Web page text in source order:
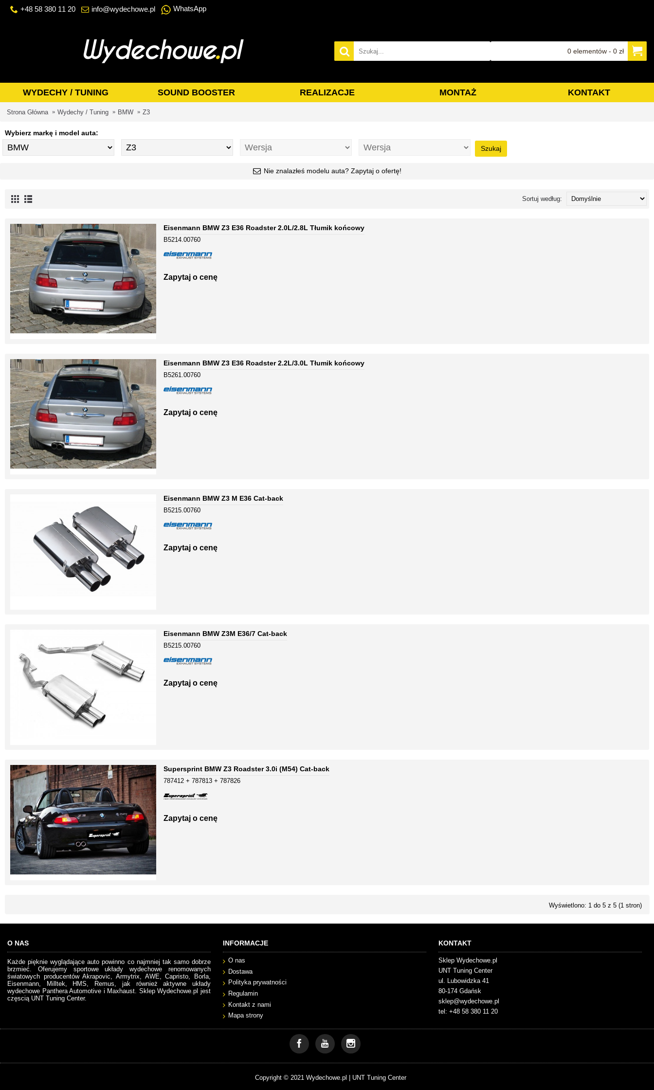
+48 58 380 11 20 info@wydechowe.pl WhatsApp
0 elementów - 0 zł
WYDECHY / TUNING SOUND BOOSTER REALIZACJE MONTAŻ KONTAKT
Strona Główna Wydechy / Tuning BMW Z3
Wybierz markę i model auta:
Szukaj
Nie znalazłeś modelu auta? Zapytaj o ofertę!
Sortuj według:
Eisenmann BMW Z3 E36 Roadster 2.0L/2.8L Tłumik końcowy
B5214.00760
Zapytaj o cenę
Eisenmann BMW Z3 E36 Roadster 2.2L/3.0L Tłumik końcowy
B5261.00760
Zapytaj o cenę
Eisenmann BMW Z3 M E36 Cat-back
B5215.00760
Zapytaj o cenę
Eisenmann BMW Z3M E36/7 Cat-back
B5215.00760
Zapytaj o cenę
Supersprint BMW Z3 Roadster 3.0i (M54) Cat-back
787412 + 787813 + 787826
Zapytaj o cenę
Wyświetlono: 1 do 5 z 5 (1 stron)
O NAS
Każde pięknie wyglądające auto powinno co najmniej tak samo dobrze
brzmieć. Oferujemy sportowe układy wydechowe renomowanych
światowych producentów Akrapovic, Armytrix, AWE, Capristo, Borla,
Eisenmann, Milltek, HMS, Remus, jak również aktywne układy
wydechowe Panthera Automotive i Maxhaust. Sklep Wydechowe.pl jest
częscią UNT Tuning Center.
INFORMACJE
O nas
Dostawa
Polityka prywatności
Regulamin
Kontakt z nami
Mapa strony
KONTAKT
Sklep Wydechowe.pl
UNT Tuning Center
ul. Lubowidzka 41
80-174 Gdańsk
sklep@wydechowe.pl
tel: +48 58 380 11 20
Copyright © 2021 Wydechowe.pl | UNT Tuning Center